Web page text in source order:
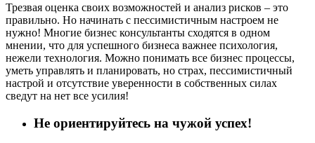
Трезвая оценка своих возможностей и анализ рисков – это
правильно. Но начинать с пессимистичным настроем не
нужно! Многие бизнес консультанты сходятся в одном
мнении, что для успешного бизнеса важнее психология,
нежели технология. Можно понимать все бизнес процессы,
уметь управлять и планировать, но страх, пессимистичный
настрой и отсутствие уверенности в собственных силах
сведут на нет все усилия!
Не ориентируйтесь на чужой успех!